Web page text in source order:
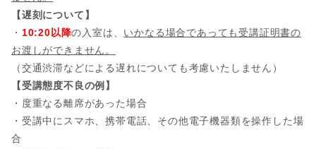
【遅刻について】
・ 10:20以降の入室は、 いかなる場合であっても受講証明書の
お渡しができません。
（交通渋滞などによる遅れについても考慮いたしません）
【受講態度不良の例】
・度重なる離席があった場合
・受講中にスマホ、携帯電話、その他電子機器類を操作した場
合